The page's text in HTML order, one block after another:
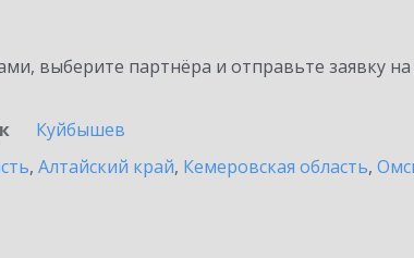
выберите партнёра и отправьте заявку
Куйбышев
, Алтайский край, Кемеровская область,